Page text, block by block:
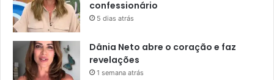
confessionário
5 dias atrás
Dânia Neto abre o coração e faz
revelações
1 semana atrás